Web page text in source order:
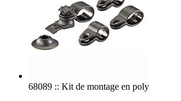
68089 :: Kit de montage en poly